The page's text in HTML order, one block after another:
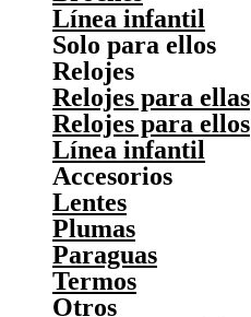
Línea infantil
Solo para ellos
Relojes
Relojes para ellas
Relojes para ellos
Línea infantil
Accesorios
Lentes
Plumas
Paraguas
Termos
Otros